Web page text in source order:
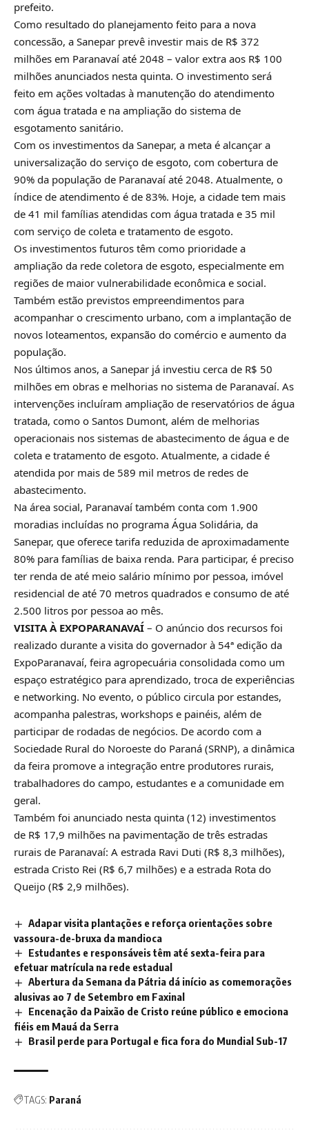
prefeito.
Como resultado do planejamento feito para a nova
concessão, a Sanepar prevê investir mais de R$ 372
milhões em Paranavaí até 2048 – valor extra aos R$ 100
milhões anunciados nesta quinta. O investimento será
feito em ações voltadas à manutenção do atendimento
com água tratada e na ampliação do sistema de
esgotamento sanitário.
Com os investimentos da Sanepar, a meta é alcançar a
universalização do serviço de esgoto, com cobertura de
90% da população de Paranavaí até 2048. Atualmente, o
índice de atendimento é de 83%. Hoje, a cidade tem mais
de 41 mil famílias atendidas com água tratada e 35 mil
com serviço de coleta e tratamento de esgoto.
Os investimentos futuros têm como prioridade a
ampliação da rede coletora de esgoto, especialmente em
regiões de maior vulnerabilidade econômica e social.
Também estão previstos empreendimentos para
acompanhar o crescimento urbano, com a implantação de
novos loteamentos, expansão do comércio e aumento da
população.
Nos últimos anos, a Sanepar já investiu cerca de R$ 50
milhões em obras e melhorias no sistema de Paranavaí. As
intervenções incluíram ampliação de reservatórios de água
tratada, como o Santos Dumont, além de melhorias
operacionais nos sistemas de abastecimento de água e de
coleta e tratamento de esgoto. Atualmente, a cidade é
atendida por mais de 589 mil metros de redes de
abastecimento.
Na área social, Paranavaí também conta com 1.900
moradias incluídas no programa Água Solidária, da
Sanepar, que oferece tarifa reduzida de aproximadamente
80% para famílias de baixa renda. Para participar, é preciso
ter renda de até meio salário mínimo por pessoa, imóvel
residencial de até 70 metros quadrados e consumo de até
2.500 litros por pessoa ao mês.
VISITA À EXPOPARANAVAÍ – O anúncio dos recursos foi
realizado durante a visita do governador à 54ª edição da
ExpoParanavaí, feira agropecuária consolidada como um
espaço estratégico para aprendizado, troca de experiências
e networking. No evento, o público circula por estandes,
acompanha palestras, workshops e painéis, além de
participar de rodadas de negócios. De acordo com a
Sociedade Rural do Noroeste do Paraná (SRNP), a dinâmica
da feira promove a integração entre produtores rurais,
trabalhadores do campo, estudantes e a comunidade em
geral.
Também foi anunciado nesta quinta (12) investimentos
de R$ 17,9 milhões na pavimentação de três estradas
rurais de Paranavaí: A estrada Ravi Duti (R$ 8,3 milhões),
estrada Cristo Rei (R$ 6,7 milhões) e a estrada Rota do
Queijo (R$ 2,9 milhões).
Adapar visita plantações e reforça orientações sobre
vassoura-de-bruxa da mandioca
Estudantes e responsáveis têm até sexta-feira para
efetuar matrícula na rede estadual
Abertura da Semana da Pátria dá início as comemorações
alusivas ao 7 de Setembro em Faxinal
Encenação da Paixão de Cristo reúne público e emociona
fiéis em Mauá da Serra
Brasil perde para Portugal e fica fora do Mundial Sub-17
TAGS: Paraná